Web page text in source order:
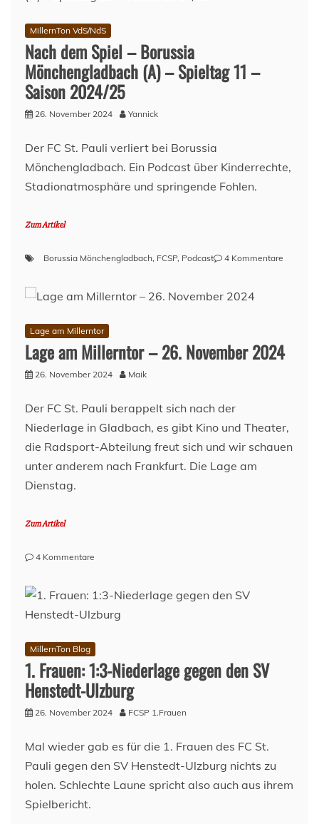
Kiel
(H)
–
Spieltag
12
–
Saison
MillernTon VdS/NdS
Nach dem Spiel – Borussia
Mönchengladbach (A) – Spieltag 11 –
Saison 2024/25
26. November 2024 Yannick
Der FC St. Pauli verliert bei Borussia
Mönchengladbach. Ein Podcast über Kinderrechte,
Stadionatmosphäre und springende Fohlen.
Zum Artikel
Borussia Mönchengladbach, FCSP, Podcast 4 Kommentare
(A)
Saison
2024/25
Lage am Millerntor
Lage am Millerntor – 26. November 2024
26. November 2024 Maik
Der FC St. Pauli berappelt sich nach der
Niederlage in Gladbach, es gibt Kino und Theater,
die Radsport-Abteilung freut sich und wir schauen
unter anderem nach Frankfurt. Die Lage am
Dienstag.
Zum Artikel
4 Kommentare
Millerntor
–
November
2024
MillernTon Blog
1. Frauen: 1:3-Niederlage gegen den SV
Henstedt-Ulzburg
26. November 2024 FCSP 1.Frauen
Mal wieder gab es für die 1. Frauen des FC St.
Pauli gegen den SV Henstedt-Ulzburg nichts zu
holen. Schlechte Laune spricht also auch aus ihrem
Spielbericht.